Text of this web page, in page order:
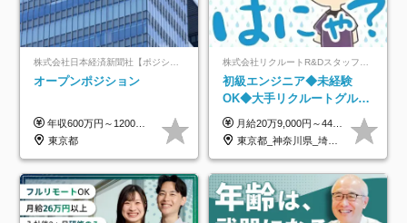
オープンポジション
年収600万円～1200万円 ※上記年収は、想定年収です。住居費補助、子手当などの各種手当を含む金額です。 ※経験・能力等を考慮の上、当社規定により決定します。
東京都
初級エンジニア◆未経験
OK◆大手リクルートグルー
プ正社員◆独自の教育体制
◆住宅手当制度あり/s
月給20万9,000円～44万円 ※試用期間6カ月あり（期間中の待遇に変更なし） ※経験・能力・前給を考慮の上、決定いたします ※時間外手当100％支給 ※派遣就業先が変更となる場合には、就業規則、労使協定等に基づき賃金が変更となる可能性があります
東京都_神奈川県_埼玉県_千葉県_大阪府_愛知県_青森県_岩手県_宮城県_秋田県_山形県_福島県_茨城県_栃木県_群馬県_山梨県_長野県_福井県_静岡県_岐阜県_三重県_兵庫県_京都府_滋賀県_奈良県_広島県_岡山県_山口県_香川県_福岡県_熊本県_佐賀県_長崎県_大分県_宮崎県_鹿児島県